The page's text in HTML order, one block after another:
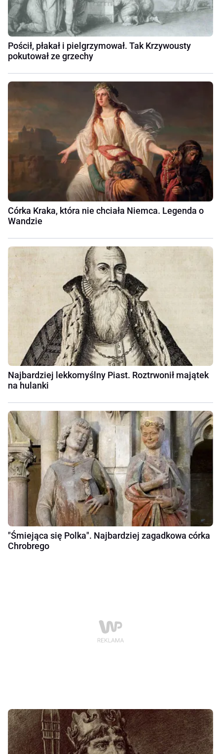
Pościł, płakał i pielgrzymował. Tak Krzywousty
pokutował ze grzechy
Córka Kraka, która nie chciała Niemca. Legenda o
Wandzie
Najbardziej lekkomyślny Piast. Roztrwonił majątek
na hulanki
"Śmiejąca się Polka". Najbardziej zagadkowa córka
Chrobrego